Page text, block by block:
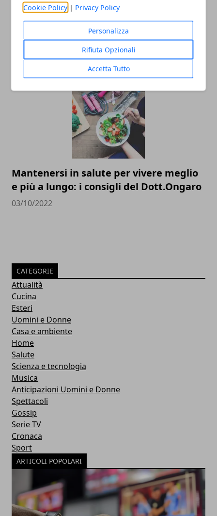
Cookie Policy | Privacy Policy
Personalizza
Rifiuta Opzionali
Accetta Tutto
I prodotti da utilizzare per proteggersi
da agenti chimici
Mantenersi in salute per vivere meglio
e più a lungo: i consigli del Dott.Ongaro
03/10/2022
CATEGORIE
Attualità
Cucina
Esteri
Uomini e Donne
Casa e ambiente
Home
Salute
Scienza e tecnologia
Musica
Anticipazioni Uomini e Donne
Spettacoli
Gossip
Serie TV
Cronaca
Sport
ARTICOLI POPOLARI